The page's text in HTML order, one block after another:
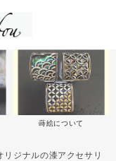
蒔絵について
ジナルの漆アクセサリ